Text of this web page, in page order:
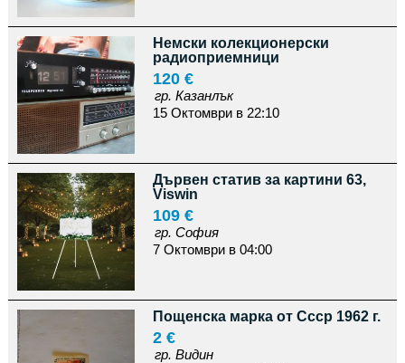
Немски колекционерски
радиоприемници
120 €
гр. Казанлък
15 Октомври в 22:10
Дървен статив за картини 63,
Viswin
109 €
гр. София
7 Октомври в 04:00
Пощенска марка от Ссср 1962 г.
2 €
гр. Видин